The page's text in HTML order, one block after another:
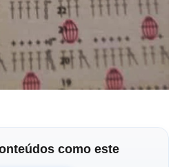
como este